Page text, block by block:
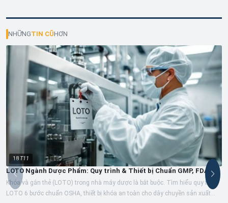
NHỮNGTIN CŨHƠN
18 T11
LOTO Ngành Dược Phẩm: Quy trình & Thiết bị Chuẩn GMP, FDA
Khóa và gắn thẻ (LOTO) trong nhà máy dược là bắt buộc. Tìm hiểu quy trình
LOTO 6 bước chuẩn OSHA, thiết bị khóa an toàn cho dây chuyền sản xuất